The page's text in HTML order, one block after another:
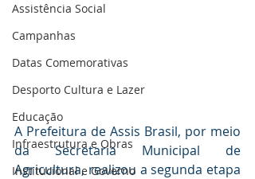
Assistência Social
Campanhas
Datas Comemorativas
Desporto Cultura e Lazer
Educação
Infraestrutura e Obras
Institucional e Governo
A Prefeitura de Assis Brasil, por meio
da Secretaria Municipal de
Agricultura, realizou a segunda etapa